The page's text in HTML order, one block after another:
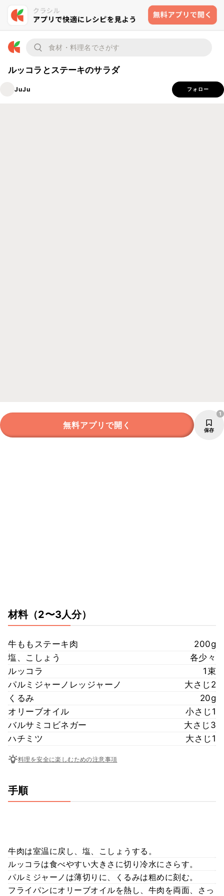
ルッコラとステーキのサラダ
JuJu フォロー
無料アプリで開く 保存
1
材料（2〜3人分）
牛ももステーキ肉
200g
塩、こしょう
各少々
ルッコラ
1束
パルミジャーノレッジャーノ
大さじ2
くるみ
20g
オリーブオイル
小さじ1
バルサミコビネガー
大さじ3
ハチミツ
大さじ1
料理を安全に楽しむための注意事項
手順
牛肉は室温に戻し、塩、こしょうする。
ルッコラは食べやすい大きさに切り冷水にさらす。
パルミジャーノは薄切りに、くるみは粗めに刻む。
フライパンにオリーブオイルを熱し、牛肉を両面、さっ